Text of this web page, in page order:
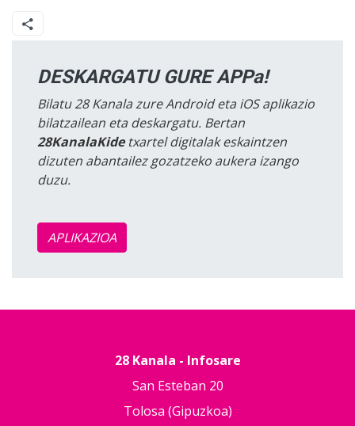
DESKARGATU GURE APPa!
Bilatu 28 Kanala zure Android eta iOS aplikazio
bilatzailean eta deskargatu. Bertan
28KanalaKidetxartel digitalak eskaintzen
dizuten abantailez gozatzeko aukera izango
duzu.
APLIKAZIOA
28 Kanala - Infosare
San Esteban 20
Tolosa (Gipuzkoa)